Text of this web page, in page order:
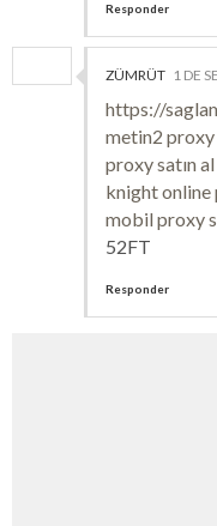
Responder
ZÜMRÜT 1 DE
https://
metin2 proxy
proxy satın al
knight online
mobil proxy
52FT
Responder